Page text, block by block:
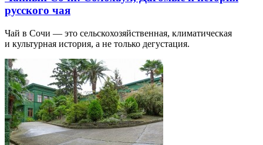
русского чая
Чай в Сочи — это сельскохозяйственная, климатическая
и культурная история, а не только дегустация.